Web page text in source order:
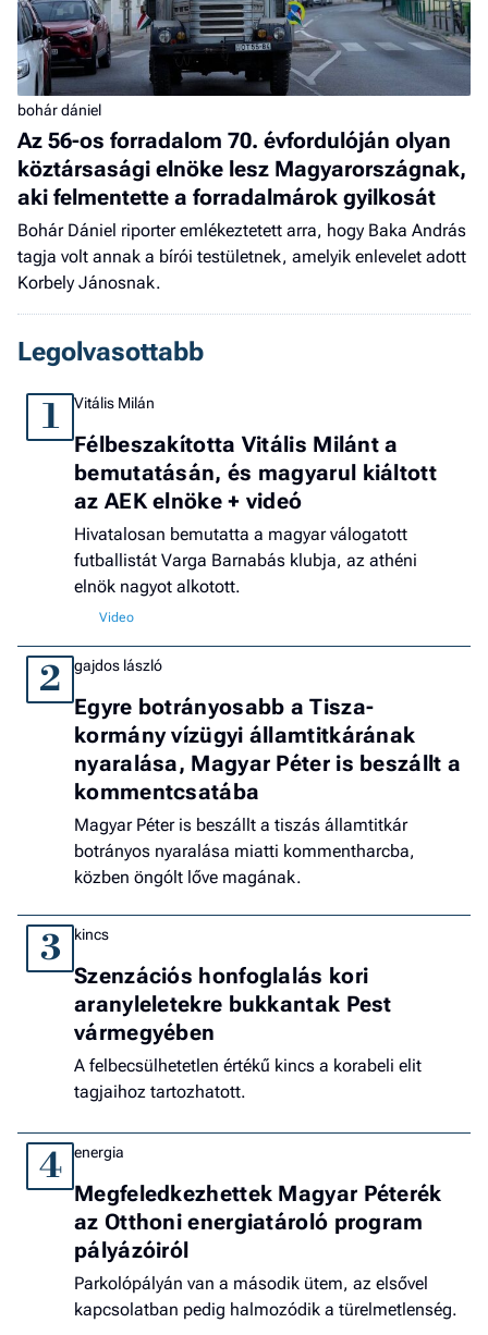
bohár dániel
Az 56-os forradalom 70. évfordulóján olyan
köztársasági elnöke lesz Magyarországnak,
aki felmentette a forradalmárok gyilkosát
Bohár Dániel riporter emlékeztetett arra, hogy Baka András
tagja volt annak a bírói testületnek, amelyik enlevelet adott
Korbely Jánosnak.
Legolvasottabb
1 Vitális Milán
Félbeszakította Vitális Milánt a
bemutatásán, és magyarul kiáltott
az AEK elnöke + videó
Hivatalosan bemutatta a magyar válogatott
futballistát Varga Barnabás klubja, az athéni
elnök nagyot alkotott.
2 gajdos lászló
Egyre botrányosabb a Tisza-
kormány vízügyi államtitkárának
nyaralása, Magyar Péter is beszállt a
kommentcsatába
Magyar Péter is beszállt a tiszás államtitkár
botrányos nyaralása miatti kommentharcba,
közben öngólt lőve magának.
3 kincs
Szenzációs honfoglalás kori
aranyleletekre bukkantak Pest
vármegyében
A felbecsülhetetlen értékű kincs a korabeli elit
tagjaihoz tartozhatott.
4 energia
Megfeledkezhettek Magyar Péterék
az Otthoni energiatároló program
pályázóiról
Parkolópályán van a második ütem, az elsővel
kapcsolatban pedig halmozódik a türelmetlenség.